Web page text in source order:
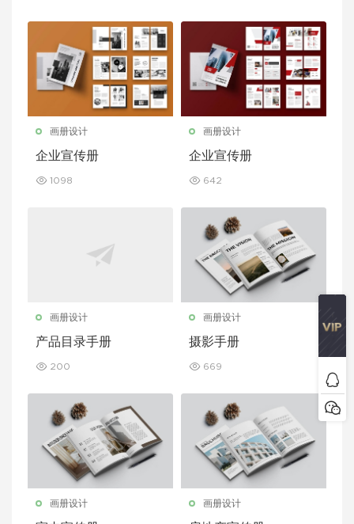
画册设计
企业宣传册
1098
画册设计
企业宣传册
642
画册设计
产品目录手册
200
画册设计
摄影手册
669
画册设计 画册设计